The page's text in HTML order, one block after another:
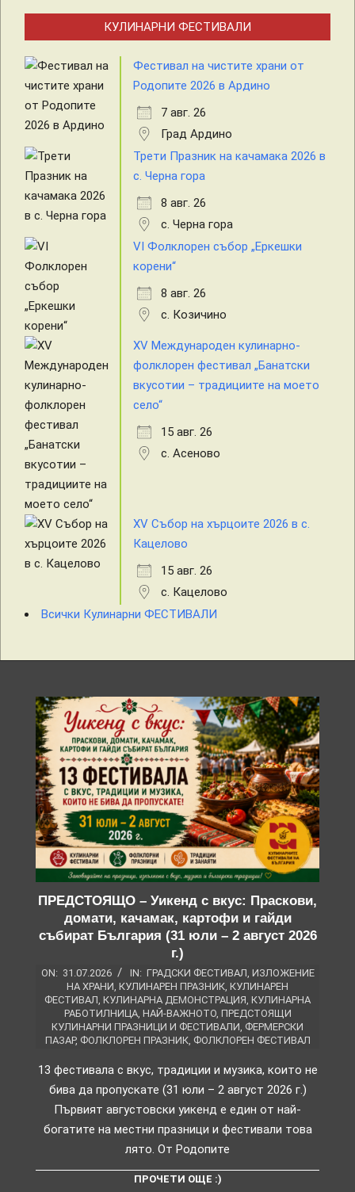
КУЛИНАРНИ ФЕСТИВАЛИ
Фестивал на чистите храни от
Родопите 2026 в Ардино
7 авг. 26
Град Ардино
Трети Празник на качамака 2026 в
с. Черна гора
8 авг. 26
с. Черна гора
VI Фолклорен събор „Еркешки
корени“
8 авг. 26
с. Козичино
XV Международен кулинарно-
фолклорен фестивал „Банатски
вкусотии – традициите на моето
село“
15 авг. 26
с. Асеново
XV Събор на хърцоите 2026 в с.
Кацелово
15 авг. 26
с. Кацелово
Всички Кулинарни ФЕСТИВАЛИ
ПРЕДСТОЯЩО – Уикенд с вкус: Праскови,
домати, качамак, картофи и гайди
събират България (31 юли – 2 август 2026
г.)
ON: 31.07.2026 IN: ГРАДСКИ ФЕСТИВАЛ ИЗЛОЖЕНИЕ
НА ХРАНИ КУЛИНАРЕН ПРАЗНИК КУЛИНАРЕН
ФЕСТИВАЛ КУЛИНАРНА ДЕМОНСТРАЦИЯ КУЛИНАРНА
РАБОТИЛНИЦА, НАЙ-ВАЖНОТО, ПРЕДСТОЯЩИ
КУЛИНАРНИ ПРАЗНИЦИ И ФЕСТИВАЛИ ФЕРМЕРСКИ
ПАЗАР, ФОЛКЛОРЕН ПРАЗНИК, ФОЛКЛОРЕН ФЕСТИВАЛ
13 фестивала с вкус, традиции и музика, които не
бива да пропускате (31 юли – 2 август 2026 г.)
Първият августовски уикенд е един от най-
богатите на местни празници и фестивали това
лято. От Родопите
ПРОЧЕТИ ОЩЕ :)